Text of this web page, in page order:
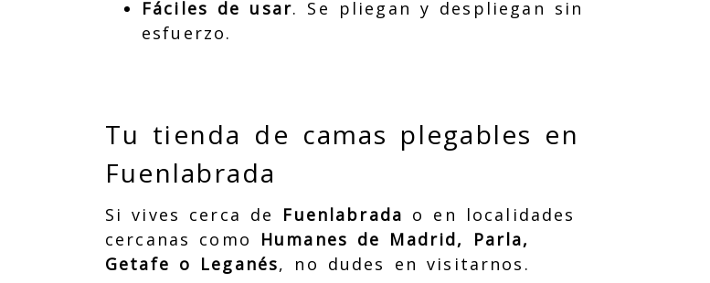
Fáciles de usar. Se pliegan y despliegan sin
esfuerzo.
Tu tienda de camas plegables en
Fuenlabrada
Si vives cerca de Fuenlabrada o en localidades
cercanas como Humanes de Madrid, Parla,
Getafe o Leganés, no dudes en visitarnos.